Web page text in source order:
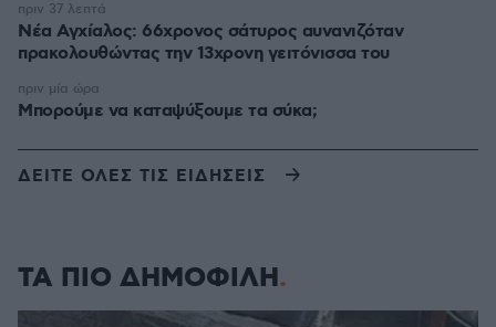
Νέα Αγχίαλος: 66χρονος σάτυρος αυνανιζόταν
πρακολουθώντας την 13χρονη γειτόνισσα του
πριν 37 λεπτά
Μπορούμε να καταψύξουμε τα σύκα;
πριν μία ώρα
ΔΕΙΤΕ ΟΛΕΣ ΤΙΣ ΕΙΔΗΣΕΙΣ
ΤΑ ΠΙΟ ΔΗΜΟΦΙΛΗ